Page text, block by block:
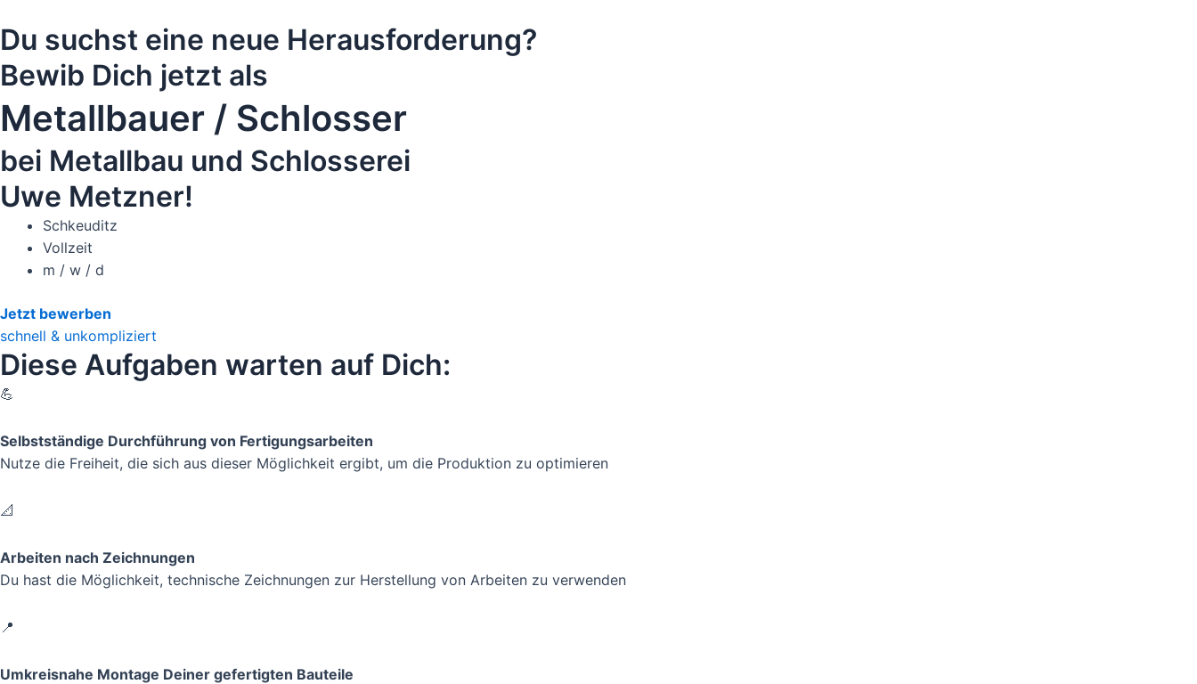
Du suchst eine neue Herausforderung?
Bewib Dich jetzt als
Metallbauer / Schlosser
bei Metallbau und Schlosserei
Uwe Metzner!
Schkeuditz
Vollzeit
m / w / d
Jetzt bewerben
schnell & unkompliziert
Diese Aufgaben warten auf Dich:
💪
Selbstständige Durchführung von Fertigungsarbeiten
Nutze die Freiheit, die sich aus dieser Möglichkeit ergibt, um die Produktion zu optimieren
📐
Arbeiten nach Zeichnungen
Du hast die Möglichkeit, technische Zeichnungen zur Herstellung von Arbeiten zu verwenden
📍
Umkreisnahe Montage Deiner gefertigten Bauteile